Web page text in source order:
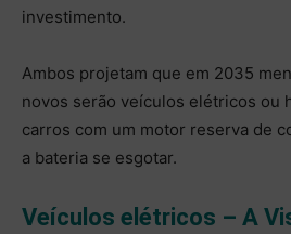
investimento.
Ambos projetam que em 2035
novos serão veículos elétricos ou
carros com um motor reserva de
a bateria se esgotar.
Veículos elétricos – A